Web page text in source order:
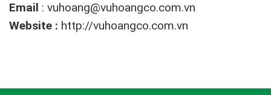
Email : vuhoang@vuhoangco.com.vn
Website : http://vuhoangco.com.vn